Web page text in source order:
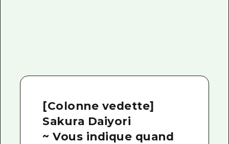
[Colonne vedette]
Sakura Daiyori
~ Vous indique quand